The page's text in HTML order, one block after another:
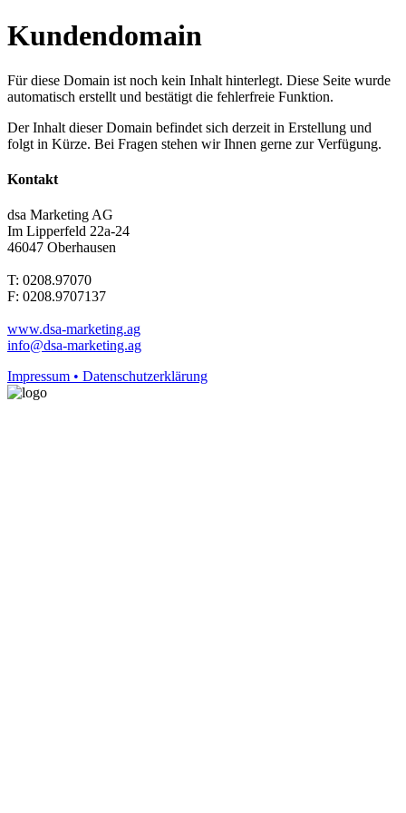
Kundendomain
Für diese Domain ist noch kein Inhalt hinterlegt. Diese Seite wurde
automatisch erstellt und bestätigt die fehlerfreie Funktion.
Der Inhalt dieser Domain befindet sich derzeit in Erstellung und
folgt in Kürze. Bei Fragen stehen wir Ihnen gerne zur Verfügung.
Kontakt
dsa Marketing AG
Im Lipperfeld 22a-24
46047 Oberhausen
T: 0208.97070
F: 0208.9707137
www.dsa-marketing.ag
info@dsa-marketing.ag
Impressum • Datenschutzerklärung